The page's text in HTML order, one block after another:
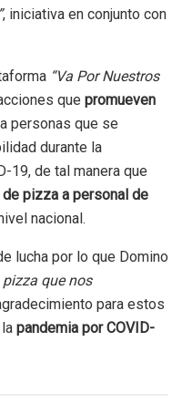
, iniciativa en conjunto con
“Va Por Nuestros
que promueven
personas que se
durante la
19, de tal manera que
pizza a personal de
nacional.
lucha por lo que Domino
pizza que nos
para estos
pandemia por COVID-